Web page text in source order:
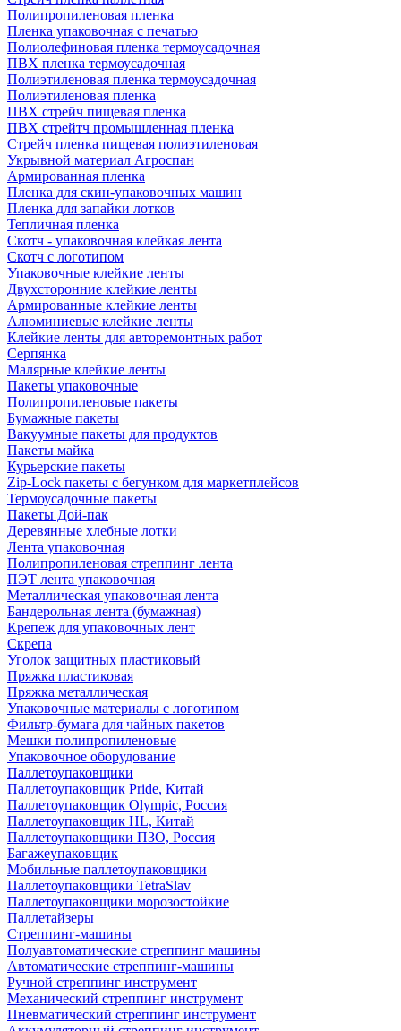
Полипропиленовая пленка
Пленка упаковочная с печатью
Полиолефиновая пленка термоусадочная
ПВХ пленка термоусадочная
Полиэтиленовая пленка термоусадочная
Полиэтиленовая пленка
ПВХ стрейч пищевая пленка
ПВХ стрейтч промышленная пленка
Стрейч пленка пищевая полиэтиленовая
Укрывной материал Агроспан
Армированная пленка
Пленка для скин-упаковочных машин
Пленка для запайки лотков
Тепличная пленка
Скотч - упаковочная клейкая лента
Скотч с логотипом
Упаковочные клейкие ленты
Двухсторонние клейкие ленты
Армированные клейкие ленты
Алюминиевые клейкие ленты
Клейкие ленты для авторемонтных работ
Серпянка
Малярные клейкие ленты
Пакеты упаковочные
Полипропиленовые пакеты
Бумажные пакеты
Вакуумные пакеты для продуктов
Пакеты майка
Курьерские пакеты
Zip-Lock пакеты с бегунком для маркетплейсов
Термоусадочные пакеты
Пакеты Дой-пак
Деревянные хлебные лотки
Лента упаковочная
Полипропиленовая стреппинг лента
ПЭТ лента упаковочная
Металлическая упаковочная лента
Бандерольная лента (бумажная)
Крепеж для упаковочных лент
Скрепа
Уголок защитных пластиковый
Пряжка пластиковая
Пряжка металлическая
Упаковочные материалы с логотипом
Фильтр-бумага для чайных пакетов
Мешки полипропиленовые
Упаковочное оборудование
Паллетоупаковщики
Паллетоупаковщик Pride, Китай
Паллетоупаковщик Olympic, Россия
Паллетоупаковщик HL, Китай
Паллетоупаковщики ПЗО, Россия
Багажеупаковщик
Мобильные паллетоупаковщики
Паллетоупаковщики TetraSlav
Паллетоупаковщики морозостойкие
Паллетайзеры
Стреппинг-машины
Полуавтоматические стреппинг машины
Автоматические стреппинг-машины
Ручной стреппинг инструмент
Механический стреппинг инструмент
Пневматический стреппинг инструмент